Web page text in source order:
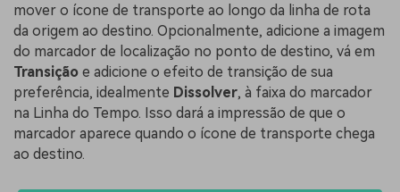
mover o ícone de transporte ao longo da linha de rota
da origem ao destino. Opcionalmente, adicione a imagem
do marcador de localização no ponto de destino, vá em
Transição e adicione o efeito de transição de sua
preferência, idealmente Dissolver, à faixa do marcador
na Linha do Tempo. Isso dará a impressão de que o
marcador aparece quando o ícone de transporte chega
ao destino.